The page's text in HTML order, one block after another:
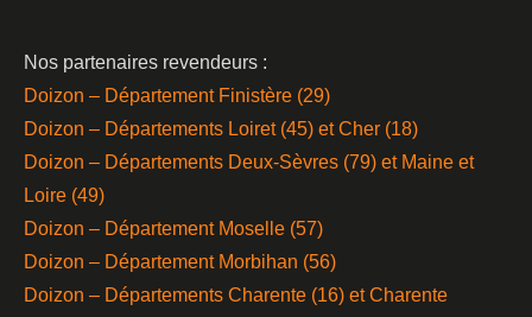
Nos partenaires revendeurs :
Doizon – Département Finistère (29)
Doizon – Départements Loiret (45) et Cher (18)
Doizon – Départements Deux-Sèvres (79) et Maine et
Loire (49)
Doizon – Département Moselle (57)
Doizon – Département Morbihan (56)
Doizon – Départements Charente (16) et Charente